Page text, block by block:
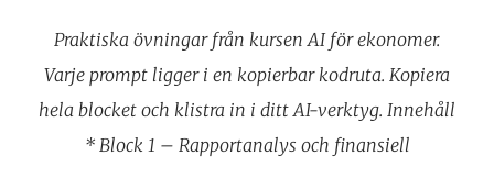
Praktiska övningar från kursen AI för ekonomer.
Varje prompt ligger i en kopierbar kodruta. Kopiera
hela blocket och klistra in i ditt AI-verktyg. Innehåll
* Block 1 – Rapportanalys och finansiell